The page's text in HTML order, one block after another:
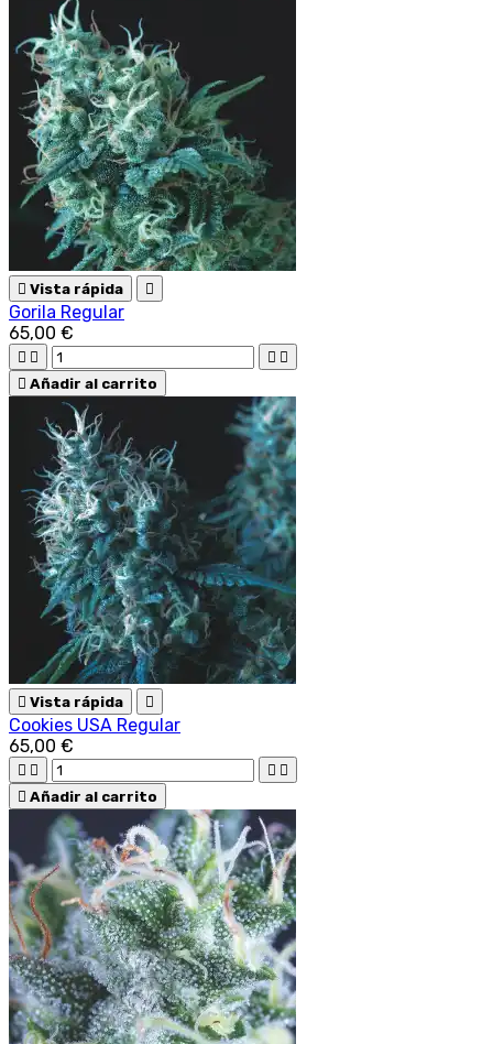
 Vista rápida 
Gorila Regular
65,00 €
   
 Añadir al carrito
 Vista rápida 
Cookies USA Regular
65,00 €
   
 Añadir al carrito